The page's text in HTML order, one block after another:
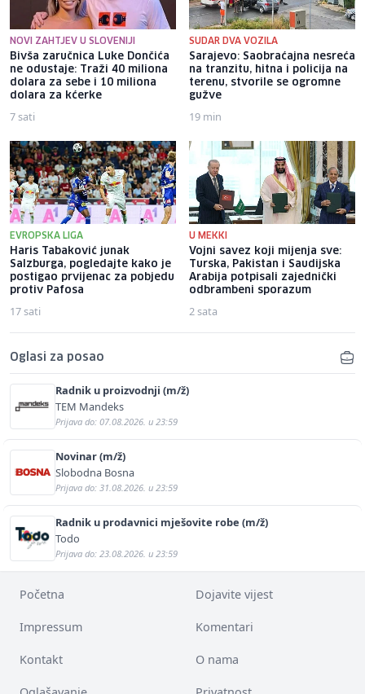
NOVI ZAHTJEV U SLOVENIJI
Bivša zaručnica Luke Dončića
ne odustaje: Traži 40 miliona
dolara za sebe i 10 miliona
dolara za kćerke
7 sati
SUDAR DVA VOZILA
Sarajevo: Saobraćajna nesreća
na tranzitu, hitna i policija na
terenu, stvorile se ogromne
gužve
19 min
EVROPSKA LIGA
Haris Tabaković junak
Salzburga, pogledajte kako je
postigao prvijenac za pobjedu
protiv Pafosa
17 sati
U MEKKI
Vojni savez koji mijenja sve:
Turska, Pakistan i Saudijska
Arabija potpisali zajednički
odbrambeni sporazum
2 sata
Oglasi za posao
Radnik u proizvodnji (m/ž)
TEM Mandeks
Prijava do: 07.08.2026. u 23:59
Novinar (m/ž)
Slobodna Bosna
Prijava do: 31.08.2026. u 23:59
Radnik u prodavnici mješovite robe (m/ž)
Todo
Prijava do: 23.08.2026. u 23:59
Početna Dojavite vijest
Impressum Komentari
Kontakt O nama